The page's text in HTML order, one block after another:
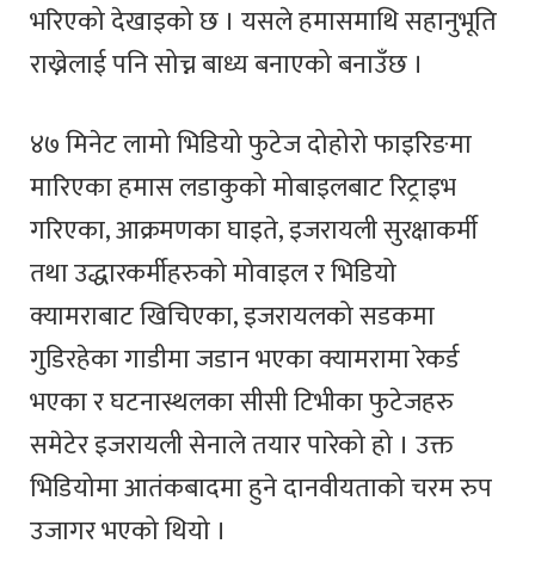
भरिएको देखाइको छ । यसले हमासमाथि सहानुभूति
राख्नेलाई पनि सोच्न बाध्य बनाएको बनाउँछ ।
४७ मिनेट लामो भिडियो फुटेज दोहोरो फाइरिङमा
मारिएका हमास लडाकुको मोबाइलबाट रिट्राइभ
गरिएका, आक्रमणका घाइते, इजरायली सुरक्षाकर्मी
तथा उद्धारकर्मीहरुको मोवाइल र भिडियो
क्यामराबाट खिचिएका, इजरायलको सडकमा
गुडिरहेका गाडीमा जडान भएका क्यामरामा रेकर्ड
भएका र घटनास्थलका सीसी टिभीका फुटेजहरु
समेटेर इजरायली सेनाले तयार पारेको हो । उक्त
भिडियोमा आतंकबादमा हुने दानवीयताको चरम रुप
उजागर भएको थियो ।